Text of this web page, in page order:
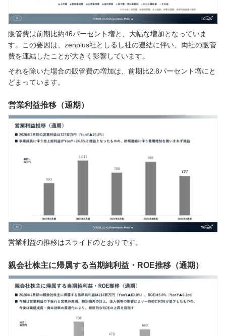
販管費は前期比約46パーセント増と、大幅な増加となっていま
す。この要因は、zenplus社としるし社の連結に伴い、両社の販管
費を連結したことが大きく影響しています。
それを除いた場合の販管費の増加は、前期比2.8パーセント増にと
どまっています。
営業利益推移（通期）
営業利益の推移はスライドのとおりです。
親会社株主に帰属する当期純利益・ROE推移（通期）